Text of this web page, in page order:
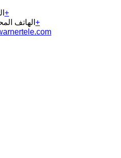
60537392 21 86+
الهاتف 18018666631 86+